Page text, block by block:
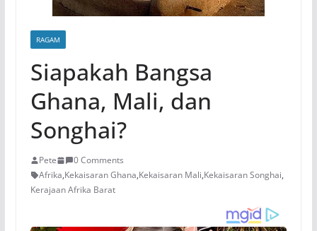
RAGAM
Siapakah Bangsa
Ghana, Mali, dan
Songhai?
Pete
0 Comments
Afrika,Kekaisaran Ghana,Kekaisaran Mali,Kekaisaran Songhai,
Kerajaan Afrika Barat